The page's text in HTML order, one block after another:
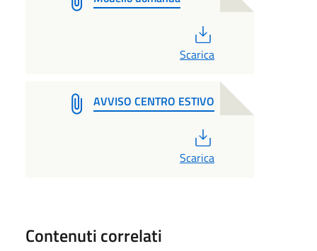
Scarica
AVVISO CENTRO ESTIVO
Scarica
Contenuti correlati